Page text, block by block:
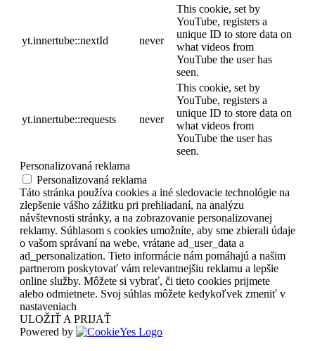
yt.innertube::nextId never
This cookie, set by
YouTube, registers a
unique ID to store data on
what videos from
YouTube the user has
seen.
yt.innertube::requests never
This cookie, set by
YouTube, registers a
unique ID to store data on
what videos from
YouTube the user has
seen.
Personalizovaná reklama
Personalizovaná reklama
Táto stránka používa cookies a iné sledovacie technológie na
zlepšenie vášho zážitku pri prehliadaní, na analýzu
návštevnosti stránky, a na zobrazovanie personalizovanej
reklamy. Súhlasom s cookies umožníte, aby sme zbierali údaje
o vašom správaní na webe, vrátane ad_user_data a
ad_personalization. Tieto informácie nám pomáhajú a našim
partnerom poskytovať vám relevantnejšiu reklamu a lepšie
online služby. Môžete si vybrať, či tieto cookies prijmete
alebo odmietnete. Svoj súhlas môžete kedykoľvek zmeniť v
nastaveniach
ULOŽIŤ A PRIJAŤ
Powered by